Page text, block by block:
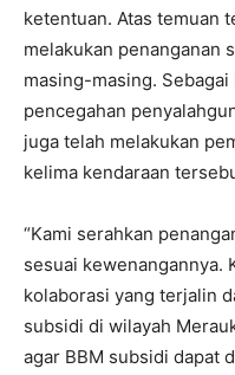
ketentuan. Atas temuan
melakukan penanganan
masing-masing.
pencegahan
juga telah melakukan
kelima kendaraan
“Kami serahkan
sesuai kewenangannya.
kolaborasi yang terjalin
subsidi di wilayah
agar BBM subsidi dapat